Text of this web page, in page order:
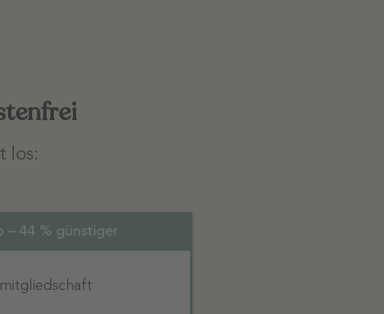
los:
– 44 % günstiger